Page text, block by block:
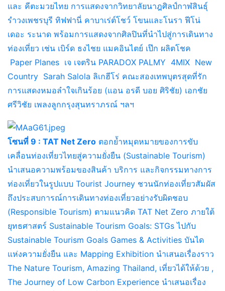
และ คีตะมวยไทย การแสดงจากวิทยาลัยนาฎศิลป์กาฬสินธุ์
รำวงเพชรบุรี ทิฟฟานี่ คาบาเร่ต์โชว์ โขนและโนรา ฟีโน่
เดอะ ระนาด พร้อมการแสดงจากศิลปินที่นำไปสู่การเดินทาง
ท่องเที่ยว เช่น เบิร์ด ธงไชย แมคอินไตย์ เป๊ก ผลิตโชค
Paper Planes เจ เจตริน PARADOX PALMY 4MIX New
Country Sarah Salola ลิเกฮีโร่ คณะสองเทพบุตรสุดที่รัก
การแสดงหมอลำใจเกินร้อย (แอน อรดี บอย ศิริชัย) เอกชัย
ศรีวิชัย เพลงลูกกรุงสุนทราภรณ์ ฯลฯ
โซนที่ 9 : TAT Net Zero ตอกย้ำหมุดหมายของการขับ
เคลื่อนท่องเที่ยวไทยสู่ความยั่งยืน (Sustainable Tourism)
นำเสนอความพร้อมของสินค้า บริการ และกิจกรรมทางการ
ท่องเที่ยวในรูปแบบ Tourist Journey ชวนนักท่องเที่ยวสัมผัส
ถึงประสบการณ์การเดินทางท่องเที่ยวอย่างรับผิดชอบ
(Responsible Tourism) ตามแนวคิด TAT Net Zero ภายใต้
ยุทธศาสตร์ Sustainable Tourism Goals: STGs ไปกับ
Sustainable Tourism Goals Games & Activities บันได
แห่งความยั่งยืน และ Mapping Exhibition นำเสนอเรื่องราว
The Nature Tourism, Amazing Thailand, เที่ยวได้ให้ด้วย ,
The Journey of Low Carbon Experience นำเสนอเรื่อง